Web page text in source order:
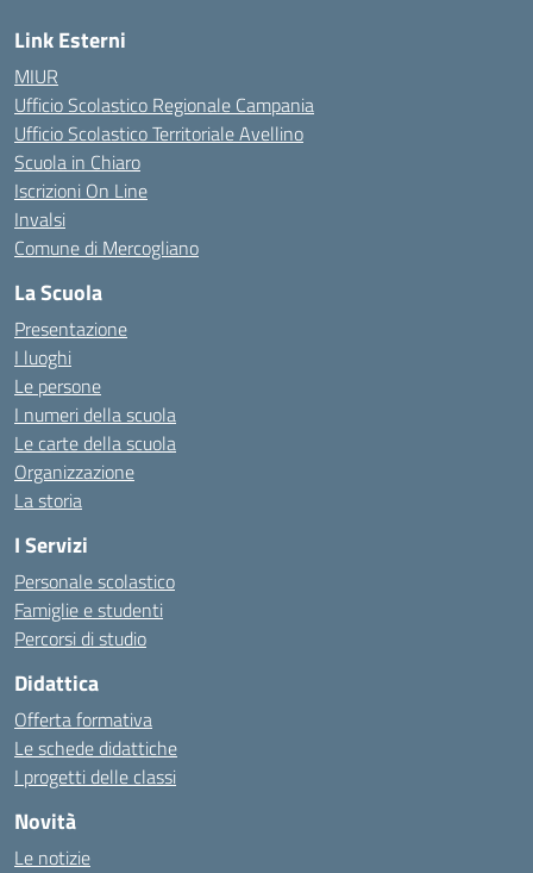
Link Esterni
MIUR
Ufficio Scolastico Regionale Campania
Ufficio Scolastico Territoriale Avellino
Scuola in Chiaro
Iscrizioni On Line
Invalsi
Comune di Mercogliano
La Scuola
Presentazione
I luoghi
Le persone
I numeri della scuola
Le carte della scuola
Organizzazione
La storia
I Servizi
Personale scolastico
Famiglie e studenti
Percorsi di studio
Didattica
Offerta formativa
Le schede didattiche
I progetti delle classi
Novità
Le notizie